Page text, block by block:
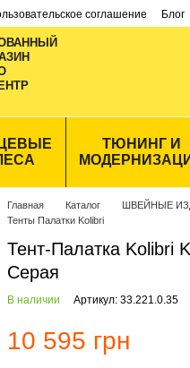
соглашение Блог
ТЮНИНГ И
Главная Каталог ШВЕЙНЫЕ
Тенты Палатки Kolibri
Тент-Палатка Kolibri
Серая
В наличии Артикул: 33.221.0.35
10 595 грн